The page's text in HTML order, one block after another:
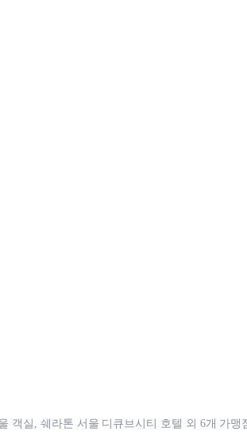
객실, 쉐라톤 서울 디큐브시티 호텔 외 6개 가맹